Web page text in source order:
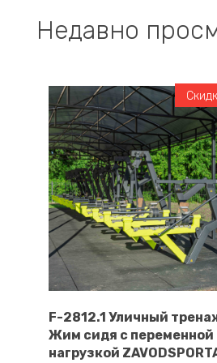
Недавно
В корзину
F-2812.1 Уличный
Жим сидя с переменной
нагрузкой